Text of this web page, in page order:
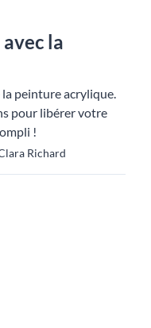
la
peinture acrylique.
pour libérer votre
!
Richard